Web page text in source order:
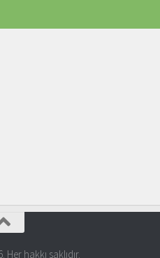
hakkı saklıdır.